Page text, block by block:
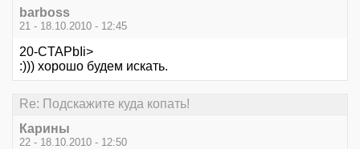
barboss
21 - 18.10.2010 - 12:45
20-CTAPbIi>
:))) хорошо будем искать.
Re: Подскажите куда копать!
Карины
22 - 18.10.2010 - 12:50